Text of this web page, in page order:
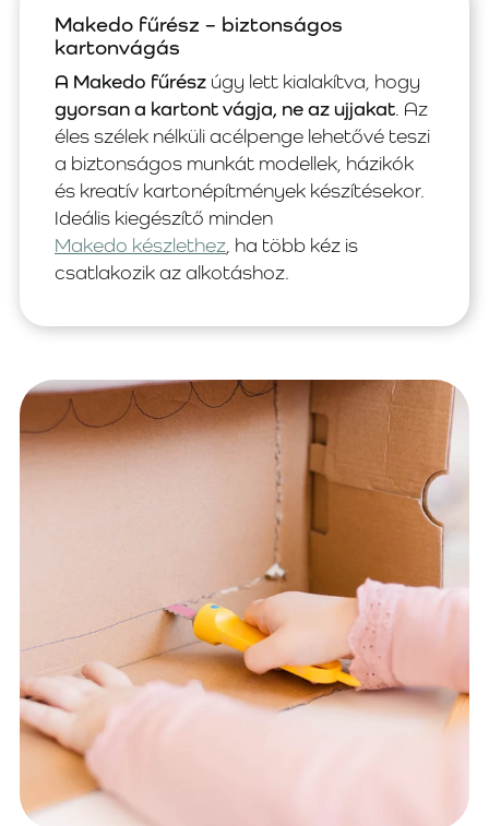
Makedo fűrész – biztonságos
kartonvágás
A Makedo fűrész úgy lett kialakítva, hogy
gyorsan a kartont vágja, ne az ujjakat. Az
éles szélek nélküli acélpenge lehetővé teszi
a biztonságos munkát modellek, házikók
és kreatív kartonépítmények készítésekor.
Ideális kiegészítő minden
Makedo készlethez, ha több kéz is
csatlakozik az alkotáshoz.